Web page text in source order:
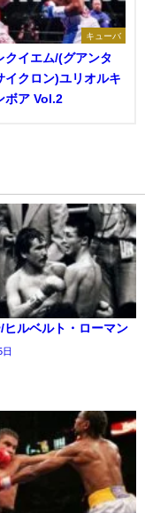
キューバ
クイエム/(グアンタ
イクロン)ユリオルキ
ボア Vol.2
ヒルベルト・ローマン